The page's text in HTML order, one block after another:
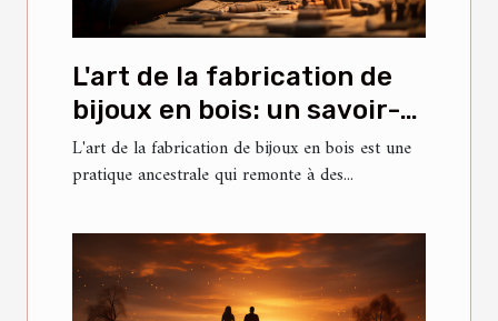
L'art de la fabrication de
bijoux en bois: un savoir-
faire ancestral
L'art de la fabrication de bijoux en bois est une
pratique ancestrale qui remonte à des...